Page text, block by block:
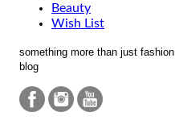
Beauty
Wish List
something more than just fashion
blog